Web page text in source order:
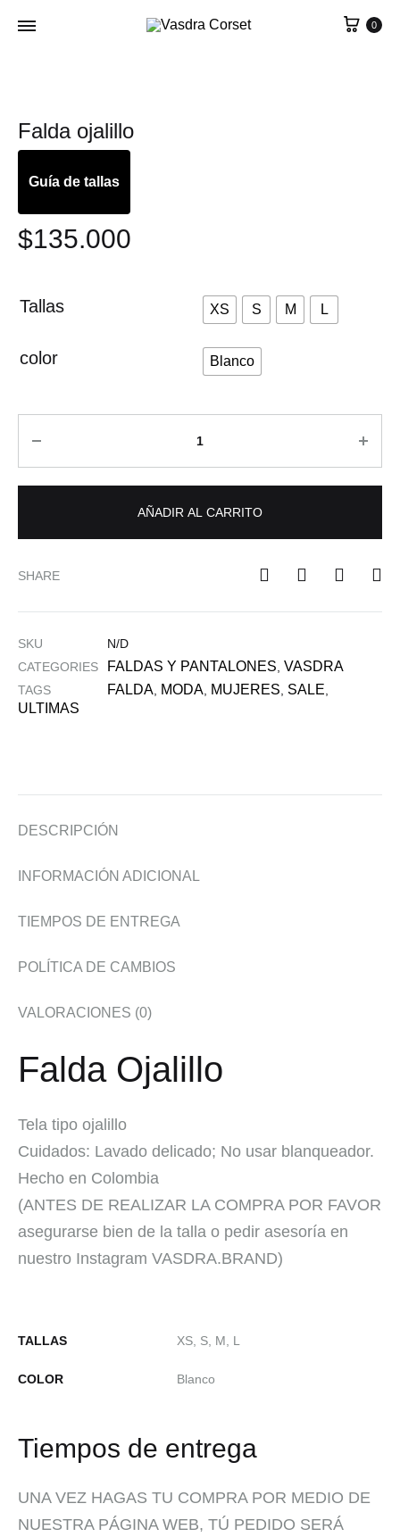
0
Falda ojalillo
Guía de tallas
$135.000
Tallas XS S M L
color Blanco
AÑADIR AL CARRITO
SHARE
SKU
N/D
CATEGORIES
FALDAS Y PANTALONES VASDRA
TAGS FALDA MODA MUJERES SALE
ULTIMAS
DESCRIPCIÓN
INFORMACIÓN ADICIONAL
TIEMPOS DE ENTREGA
POLÍTICA DE CAMBIOS
VALORACIONES (0)
Falda Ojalillo
Tela tipo ojalillo
Cuidados: Lavado delicado; No usar blanqueador.
Hecho en Colombia
(ANTES DE REALIZAR LA COMPRA POR FAVOR
asegurarse bien de la talla o pedir asesoría en
nuestro Instagram VASDRA.BRAND)
TALLAS XS, S, M, L
COLOR Blanco
Tiempos de entrega
UNA VEZ HAGAS TU COMPRA POR MEDIO DE
NUESTRA PÁGINA WEB, TÚ PEDIDO SERÁ